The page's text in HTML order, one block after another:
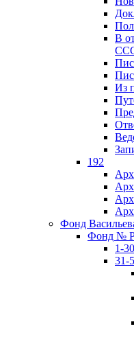
В
Из
192
Фонд
Фонд № Р
1-30
31-